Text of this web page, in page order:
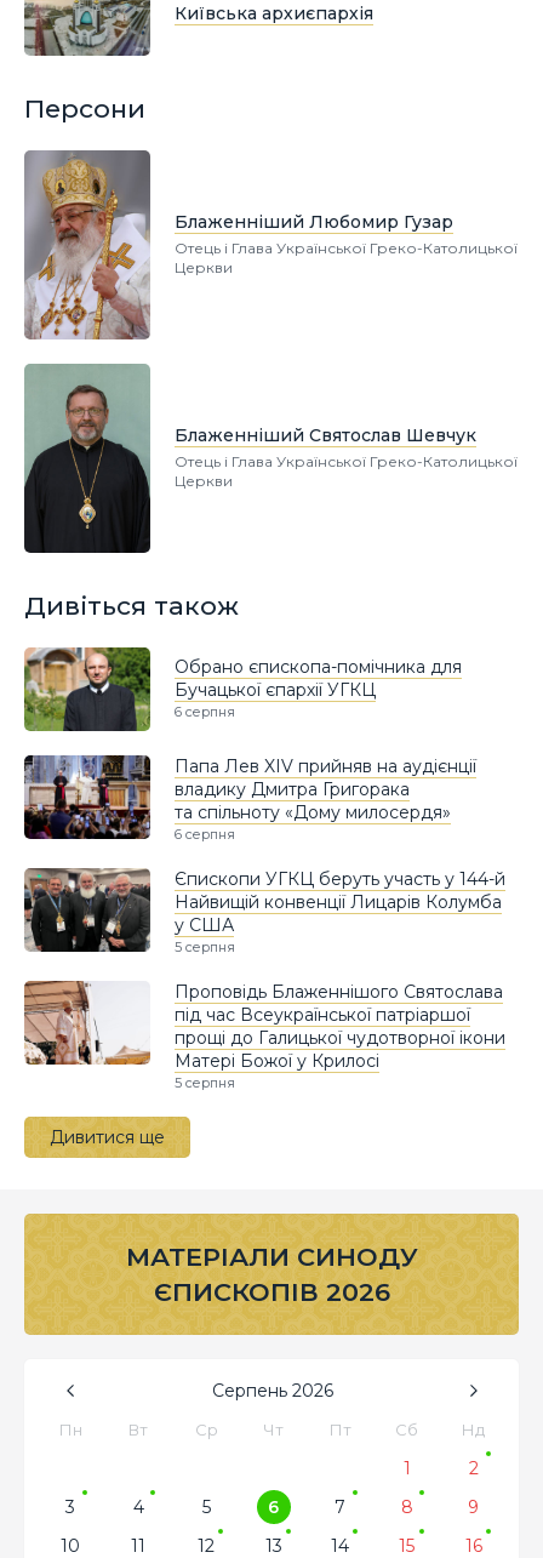
Київська архиєпархія
Персони
Блаженніший Любомир Гузар
Отець і Глава Української Греко-Католицької
Церкви
Блаженніший Святослав Шевчук
Отець і Глава Української Греко-Католицької
Церкви
Дивіться також
Обрано єпископа-помічника для
Бучацької єпархії УГКЦ
6 серпня
Папа Лев XIV прийняв на аудієнції
владику Дмитра Григорака
та спільноту «Дому милосердя»
6 серпня
Єпископи УГКЦ беруть участь у 144-й
Найвищій конвенції Лицарів Колумба
у США
5 серпня
Проповідь Блаженнішого Святослава
під час Всеукраїнської патріаршої
прощі до Галицької чудотворної ікони
Матері Божої у Крилосі
5 серпня
Дивитися ще
МАТЕРІАЛИ СИНОДУ
ЄПИСКОПІВ 2026
Серпень 2026
Пн Вт Ср Чт Пт Сб Нд
1
2
3
4 5 6 7 8
9
10
11 12 13 14 15
16